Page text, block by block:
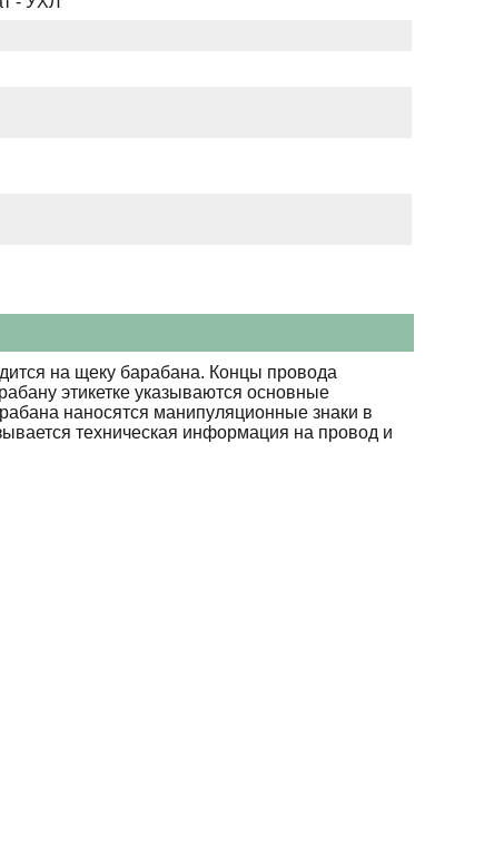
на щеку барабана. Концы провода
этикетке указываются основные
наносятся манипуляционные знаки в
техническая информация на провод и